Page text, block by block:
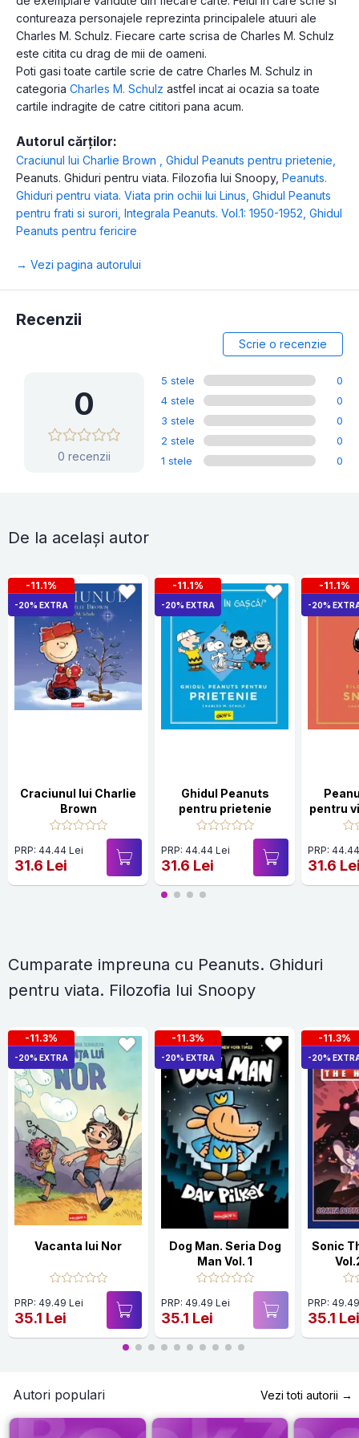
contureaza personajele reprezinta principalele atuuri ale
Charles M. Schulz. Fiecare carte scrisa de Charles M. Schulz
este citita cu drag de mii de oameni.
Poti gasi toate cartile scrie de catre Charles M. Schulz in
categoria Charles M. Schulz astfel incat ai ocazia sa toate
cartile indragite de catre cititori pana acum.
Autorul cărților:
Craciunul lui Charlie Brown Ghidul Peanuts pentru prietenie
Peanuts. Ghiduri pentru viata. Filozofia lui Snoopy, Peanuts.
Ghiduri pentru viata. Viata prin ochii lui Linus Ghidul Peanuts
pentru frati si surori Integrala Peanuts. Vol.1: 1950-1952 Ghidul
Peanuts pentru fericire
→ Vezi pagina autorului
Recenzii
Scrie o recenzie
0
0 recenzii
5 stele
0
4 stele
0
3 stele
0
2 stele
0
1 stele
0
De la același autor
-11.1%
-20% EXTRA
Craciunul lui Charlie
Brown
PRP: 44.44 Lei
31.6 Lei
-11.1%
-20% EXTRA
Ghidul Peanuts
pentru prietenie
PRP: 44.44 Lei
31.6 Lei
-11.1%
-20%
pentru
lui
PRP:
31.6
Cumparate impreuna cu Peanuts. Ghiduri
pentru viata. Filozofia lui Snoopy
-11.3%
-20% EXTRA
Vacanta lui Nor
PRP: 49.49 Lei
35.1 Lei
-11.3%
-20% EXTRA
Dog Man. Seria Dog
Man Vol. 1
PRP: 49.49 Lei
35.1 Lei
-11.3%
-20%
Sonic
PRP:
35.1
Autori populari Vezi toti autorii →